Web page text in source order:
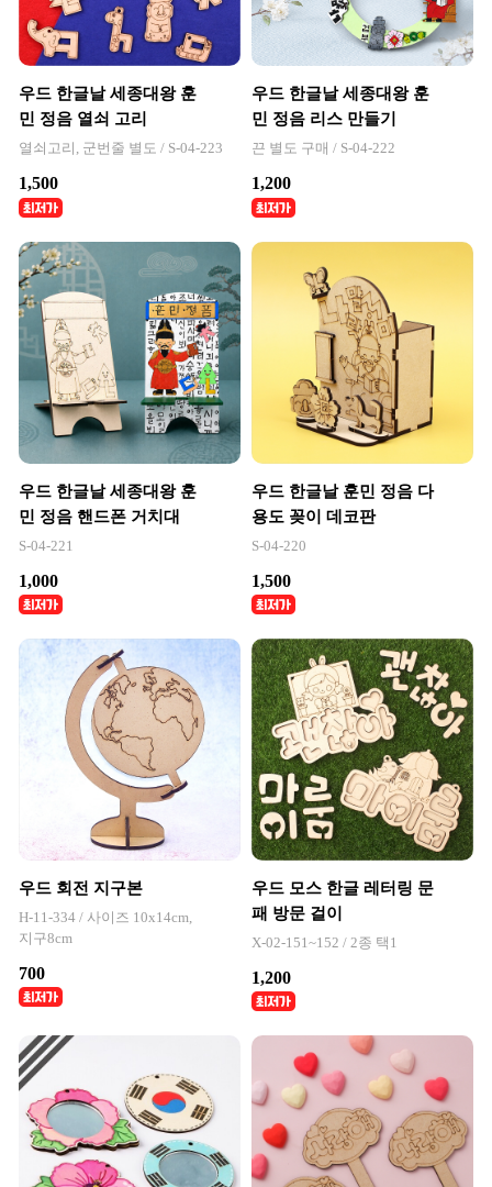
우드 한글날 세종대왕 훈
민 정음 열쇠 고리
열쇠고리, 군번줄 별도 / S-04-223
1,500
우드 한글날 세종대왕 훈
민 정음 리스 만들기
끈 별도 구매 / S-04-222
1,200
우드 한글날 세종대왕 훈
민 정음 핸드폰 거치대
S-04-221
1,000
우드 한글날 훈민 정음 다
용도 꽂이 데코판
S-04-220
1,500
우드 회전 지구본
H-11-334 / 사이즈 10x14cm,
지구8cm
700
우드 모스 한글 레터링 문
패 방문 걸이
X-02-151~152 / 2종 택1
1,200